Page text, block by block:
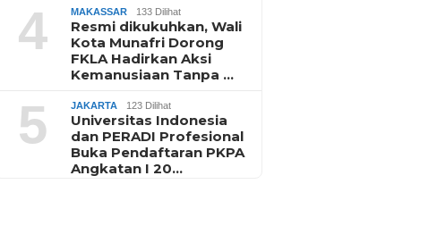
4 MAKASSAR 133 Dilihat
Resmi dikukuhkan, Wali
Kota Munafri Dorong
FKLA Hadirkan Aksi
Kemanusiaan Tanpa …
5 JAKARTA 123 Dilihat
Universitas Indonesia
dan PERADI Profesional
Buka Pendaftaran PKPA
Angkatan I 20…